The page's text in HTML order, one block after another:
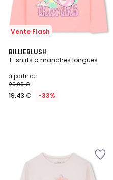
Vente Flash
BILLIEBLUSH
T-shirts à manches longues
à partir de
29,00 €
19,43 € -33%